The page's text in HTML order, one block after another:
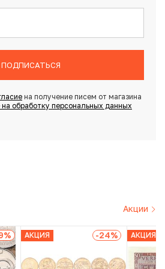
ПОДПИСАТЬСЯ
на получение писем от магазина
на обработку персональных данных
Акции
% АКЦИЯ -24% АКЦИЯ